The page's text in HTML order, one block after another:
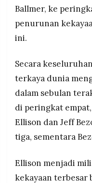
Ballmer, ke
penurunan
ini.
Secara
terkaya dunia
dalam sebulan
di peringkat
Ellison dan Jeff
tiga, sementara
Ellison menjadi
kekayaan terbesar